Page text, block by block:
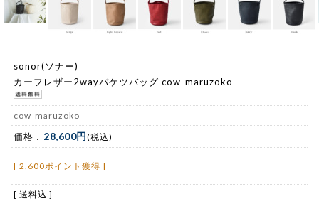
sonor(ソナー)
カーフレザー2wayバケツバッグ cow-maruzoko
cow-maruzoko
価格 : 28,600円(税込)
[ 2,600ポイント獲得 ]
[ 送料込 ]